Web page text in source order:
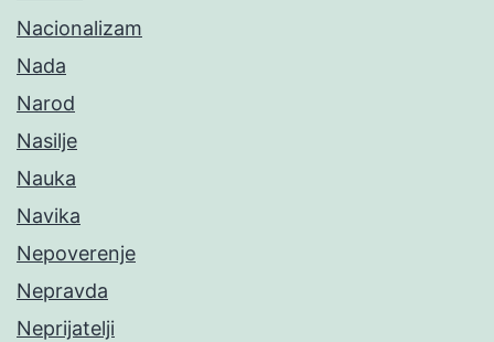
Nacionalizam
Nada
Narod
Nasilje
Nauka
Navika
Nepoverenje
Nepravda
Neprijatelji